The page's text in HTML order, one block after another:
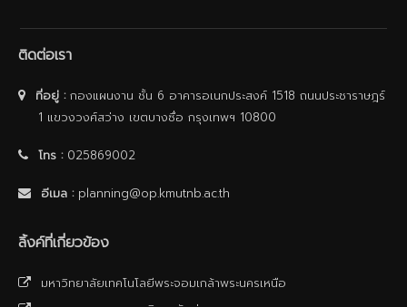
ติดต่อเรา
ที่อยู่ :กองแผนงาน ชั้น 6 อาคารอเนกประสงค์ 1518 ถนนประชาราษฎร์
1 แขวงวงศ์สว่าง เขตบางซื่อ กรุงเทพฯ 10800
โทร :025869002
อีเมล : planning@op.kmutnb.ac.th
ลิ้งค์ที่เกี่ยวข้อง
มหาวิทยาลัยเทคโนโลยีพระจอมเกล้าพระนครเหนือ